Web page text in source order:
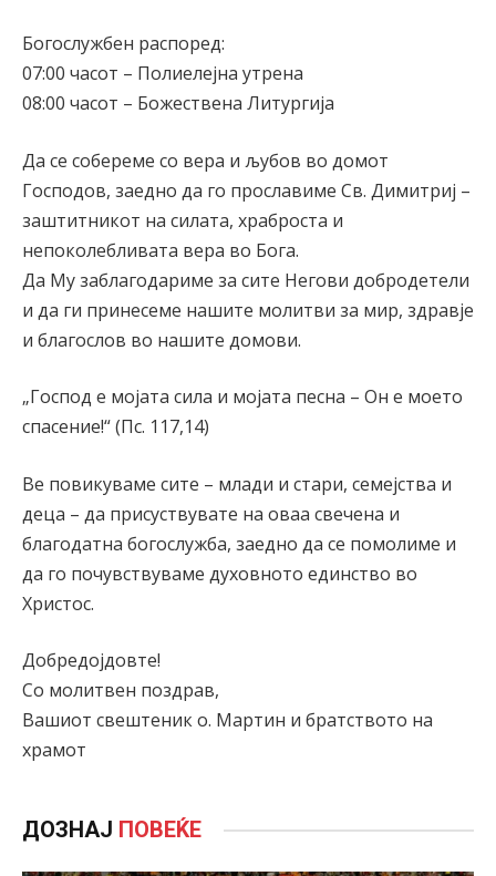
Богослужбен распоред:
07:00 часот – Полиелејна утрена
08:00 часот – Божествена Литургија
Да се собереме со вера и љубов во домот
Господов, заедно да го прославиме Св. Димитриј –
заштитникот на силата, храброста и
непоколебливата вера во Бога.
Да Му заблагодариме за сите Негови добродетели
и да ги принесеме нашите молитви за мир, здравје
и благослов во нашите домови.
„Господ е мојата сила и мојата песна – Он е моето
спасение!“ (Пс. 117,14)
Ве повикуваме сите – млади и стари, семејства и
деца – да присуствувате на оваа свечена и
благодатна богослужба, заедно да се помолиме и
да го почувствуваме духовното единство во
Христос.
Добредојдовте!
Со молитвен поздрав,
Вашиот свештеник о. Мартин и братството на
храмот
ДОЗНАЈ ПОВЕЌЕ